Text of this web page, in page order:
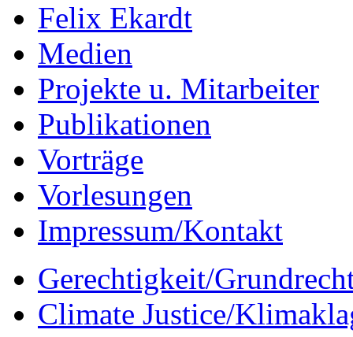
Felix Ekardt
Medien
Projekte u. Mitarbeiter
Publikationen
Vorträge
Vorlesungen
Impressum/Kontakt
Gerechtigkeit/
Climate Justice/